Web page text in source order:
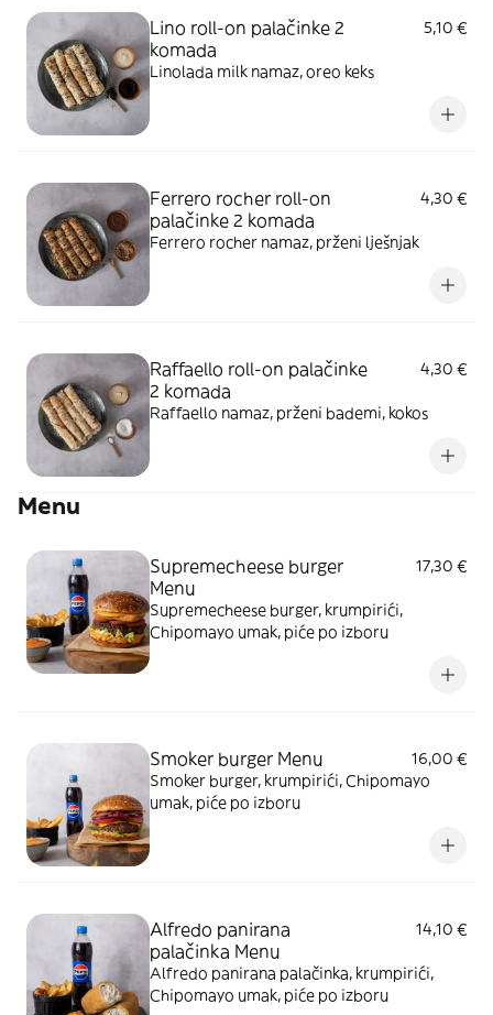
Lino roll-on palačinke 2
komada
5,10 €
Linolada milk namaz, oreo keks
Ferrero rocher roll-on
palačinke 2 komada
4,30 €
Ferrero rocher namaz, prženi lješnjak
Raffaello roll-on palačinke
2 komada
4,30 €
Raffaello namaz, prženi bademi, kokos
Menu
Supremecheese burger
Menu
17,30 €
Supremecheese burger, krumpirići,
Chipomayo umak, piće po izboru
Smoker burger Menu
16,00 €
Smoker burger, krumpirići, Chipomayo
umak, piće po izboru
Alfredo panirana
palačinka Menu
14,10 €
Alfredo panirana palačinka, krumpirići,
Chipomayo umak, piće po izboru